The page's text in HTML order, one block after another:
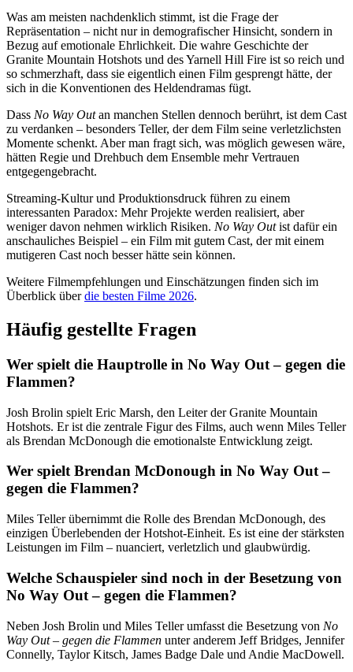
Was am meisten nachdenklich stimmt, ist die Frage der
Repräsentation – nicht nur in demografischer Hinsicht, sondern in
Bezug auf emotionale Ehrlichkeit. Die wahre Geschichte der
Granite Mountain Hotshots und des Yarnell Hill Fire ist so reich und
so schmerzhaft, dass sie eigentlich einen Film gesprengt hätte, der
sich in die Konventionen des Heldendramas fügt.
Dass No Way Outan manchen Stellen dennoch berührt, ist dem Cast
zu verdanken – besonders Teller, der dem Film seine verletzlichsten
Momente schenkt. Aber man fragt sich, was möglich gewesen wäre,
hätten Regie und Drehbuch dem Ensemble mehr Vertrauen
entgegengebracht.
Streaming-Kultur und Produktionsdruck führen zu einem
interessanten Paradox: Mehr Projekte werden realisiert, aber
weniger davon nehmen wirklich Risiken. No Way Outist dafür ein
anschauliches Beispiel – ein Film mit gutem Cast, der mit einem
mutigeren Cast noch besser hätte sein können.
Weitere Filmempfehlungen und Einschätzungen finden sich im
Überblick überdie besten Filme 2026.
Häufig gestellte Fragen
Wer spielt die Hauptrolle in No Way Out – gegen die
Flammen?
Josh Brolin spielt Eric Marsh, den Leiter der Granite Mountain
Hotshots. Er ist die zentrale Figur des Films, auch wenn Miles Teller
als Brendan McDonough die emotionalste Entwicklung zeigt.
Wer spielt Brendan McDonough in No Way Out –
gegen die Flammen?
Miles Teller übernimmt die Rolle des Brendan McDonough, des
einzigen Überlebenden der Hotshot-Einheit. Es ist eine der stärksten
Leistungen im Film – nuanciert, verletzlich und glaubwürdig.
Welche Schauspieler sind noch in der Besetzung von
No Way Out – gegen die Flammen?
Neben Josh Brolin und Miles Teller umfasst die Besetzung von No
Way Out – gegen die Flammen unter anderem Jeff Bridges, Jennifer
Connelly, Taylor Kitsch, James Badge Dale und Andie MacDowell.